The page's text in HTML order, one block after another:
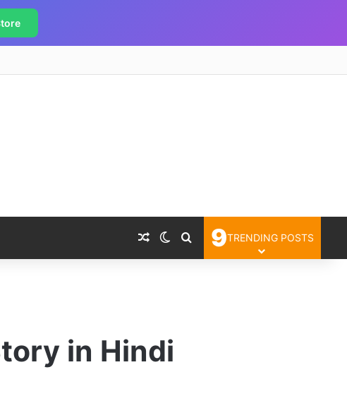
Random Article
Switch skin
Search for
9TRENDING POSTS
in Hindi